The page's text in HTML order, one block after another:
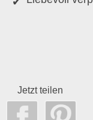
Jetzt teilen